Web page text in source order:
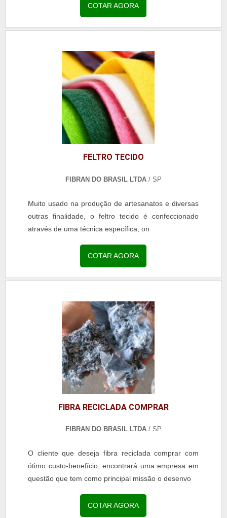
COTAR AGORA
FELTRO TECIDO
FIBRAN DO BRASIL LTDA/ SP
Muito usado na produção de artesanatos e diversas
outras finalidade, o feltro tecido é confeccionado
através de uma técnica específica, on
COTAR AGORA
FIBRA RECICLADA COMPRAR
FIBRAN DO BRASIL LTDA/ SP
O cliente que deseja fibra reciclada comprar com
ótimo custo-benefício, encontrará uma empresa em
questão que tem como principal missão o desenvo
COTAR AGORA